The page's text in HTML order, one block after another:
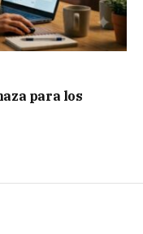
para los